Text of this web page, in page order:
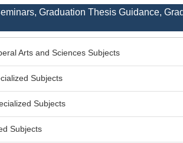
Graduation Thesis Guidance,
Arts and Sciences Subjects
Subjects
Subjects
Subjects